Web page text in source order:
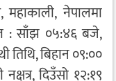
नेपालमा
: साँझ ०५:४६ बजे,
तिथि, बिहान ०९:००
दिउँसो १२:१९